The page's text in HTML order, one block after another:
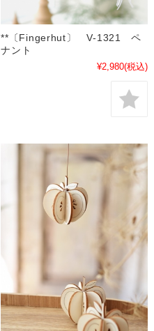
**〔Fingerhut〕 V-1321 ペ
ナント
¥2,980(税込)